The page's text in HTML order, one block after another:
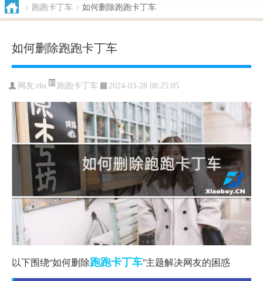
> 跑跑卡丁车 > 如何删除跑跑卡丁车
如何删除跑跑卡丁车
网友:rhs 跑跑卡丁车 2024-03-28 08:25:05
以下围绕“如何删除跑跑卡丁车”主题解决网友的困惑